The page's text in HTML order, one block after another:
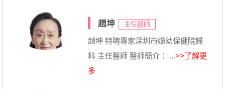
趙坤 主任醫師
趙坤 特聘專家深圳市婦幼保健院婦
科 主任醫師 醫師簡介： ...>>了解更
多